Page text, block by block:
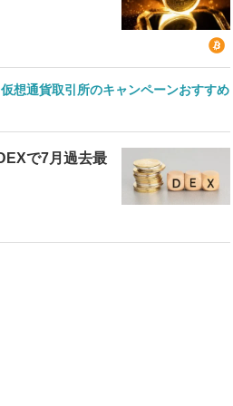
想通貨取引所のキャンペーンおすすめ
で7月過去最